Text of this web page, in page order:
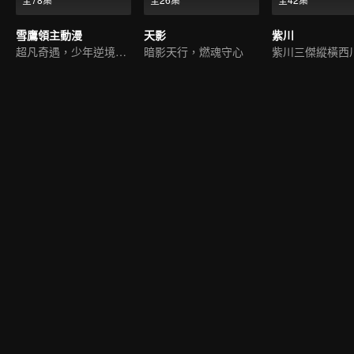
雪鷹領主動漫
超凡奇遇，少年逆境重生
天影
暗影天行，燃魂守心
紫川
紫川三傑縱橫西